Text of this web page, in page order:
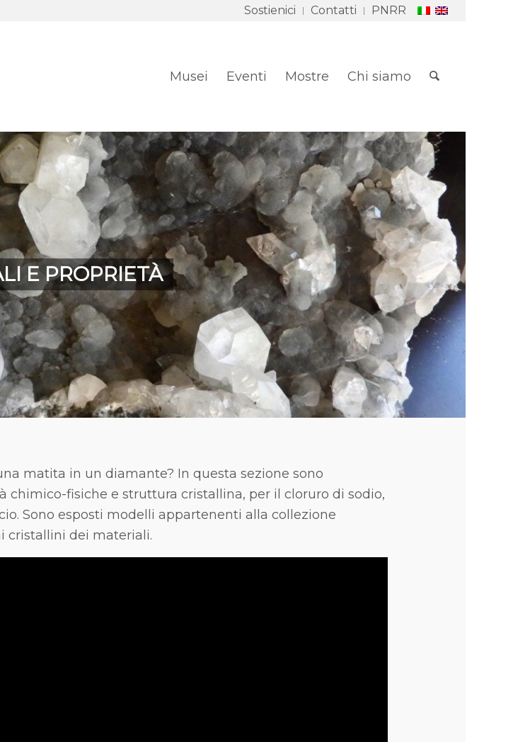
Sostienici Contatti PNRR
Musei Eventi Mostre Chi siamo
E PROPRIETÀ
matita in un diamante? In questa sezione sono
fisiche e struttura cristallina, per il cloruro di sodio,
Sono esposti modelli appartenenti alla collezione
cristallini dei materiali.